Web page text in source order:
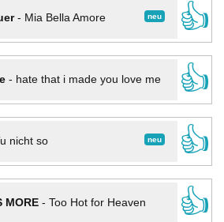
neu
- Mia Bella Amore
👍
- hate that i made you love me
👍
neu
nicht so
👍
MORE- Too Hot for Heaven
👍